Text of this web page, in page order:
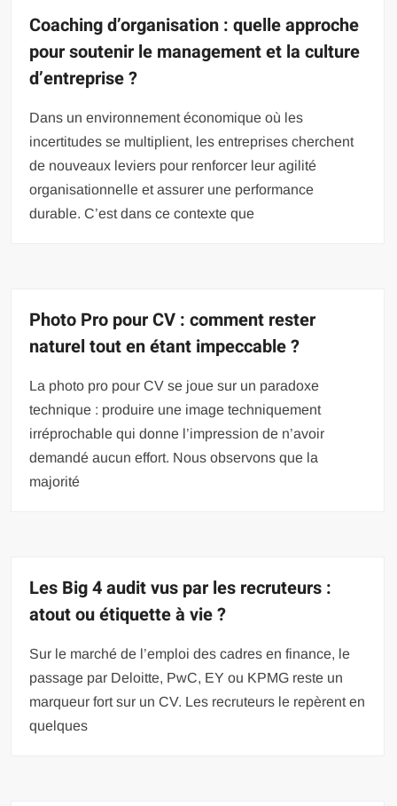
Coaching d’organisation : quelle approche
pour soutenir le management et la culture
d’entreprise ?
Dans un environnement économique où les
incertitudes se multiplient, les entreprises cherchent
de nouveaux leviers pour renforcer leur agilité
organisationnelle et assurer une performance
durable. C’est dans ce contexte que
Photo Pro pour CV : comment rester
naturel tout en étant impeccable ?
La photo pro pour CV se joue sur un paradoxe
technique : produire une image techniquement
irréprochable qui donne l’impression de n’avoir
demandé aucun effort. Nous observons que la
majorité
Les Big 4 audit vus par les recruteurs :
atout ou étiquette à vie ?
Sur le marché de l’emploi des cadres en finance, le
passage par Deloitte, PwC, EY ou KPMG reste un
marqueur fort sur un CV. Les recruteurs le repèrent en
quelques